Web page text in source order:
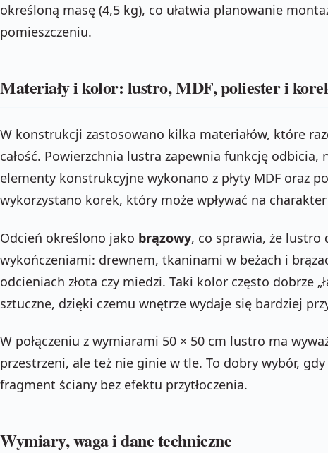
określoną masę (4,5 kg), co ułatwia planowanie
pomieszczeniu.
Materiały i kolor: lustro, MDF, poliester i
W konstrukcji zastosowano kilka materiałów, które
całość. Powierzchnia lustra zapewnia funkcję
elementy konstrukcyjne wykonano z płyty MDF oraz
wykorzystano korek, który może wpływać na charakter
Odcień określono jako brązowy, co sprawia, że lustro
wykończeniami: drewnem, tkaninami w beżach i
odcieniach złota czy miedzi. Taki kolor często dobrze
sztuczne, dzięki czemu wnętrze wydaje się bardziej
W połączeniu z wymiarami 50 × 50 cm lustro ma
przestrzeni, ale też nie ginie w tle. To dobry wybór,
fragment ściany bez efektu przytłoczenia.
Wymiary, waga i dane techniczne